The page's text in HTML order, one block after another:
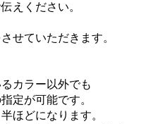
えください。
せていただきます。
カラー以外でも
定が可能です。
ほどになります。